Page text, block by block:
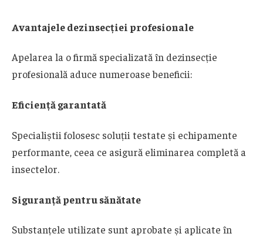
Avantajele dezinsecției profesionale
Apelarea la o firmă specializată în dezinsecție
profesională aduce numeroase beneficii:
Eficiență garantată
Specialiștii folosesc soluții testate și echipamente
performante, ceea ce asigură eliminarea completă a
insectelor.
Siguranță pentru sănătate
Substanțele utilizate sunt aprobate și aplicate în